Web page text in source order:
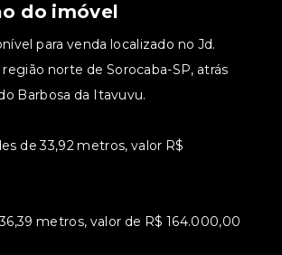
do imóvel
para venda localizado no Jd.
região norte de Sorocaba-SP, atrás
Barbosa da Itavuvu.
de 33,92 metros, valor R$
metros, valor de R$ 164.000,00